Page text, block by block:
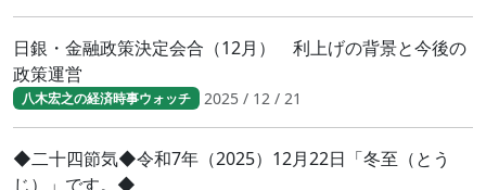
日銀・金融政策決定会合（12月） 利上げの背景と今後の
政策運営
八木宏之の経済時事ウォッチ 2025 / 12 / 21
◆二十四節気◆令和7年（2025）12月22日「冬至（とう
じ）」です。◆